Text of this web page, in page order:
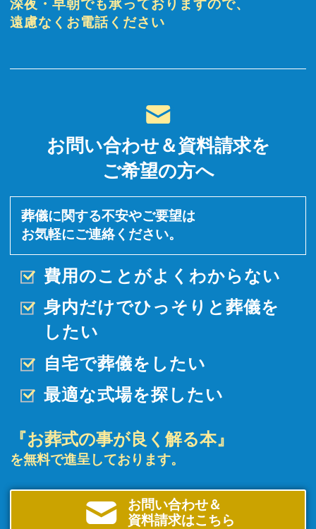
深夜・早朝でも承っておりますので、
遠慮なくお電話ください
お問い合わせ＆資料請求を
ご希望の方へ
葬儀に関する不安やご要望は
お気軽にご連絡ください。
費用のことがよくわからない
身内だけでひっそりと 葬儀を
したい
自宅で葬儀をしたい
最適な式場を探したい
『お葬式の事が良く解る本』
を無料で進呈しております。
お問い合わせ＆
資料請求はこちら